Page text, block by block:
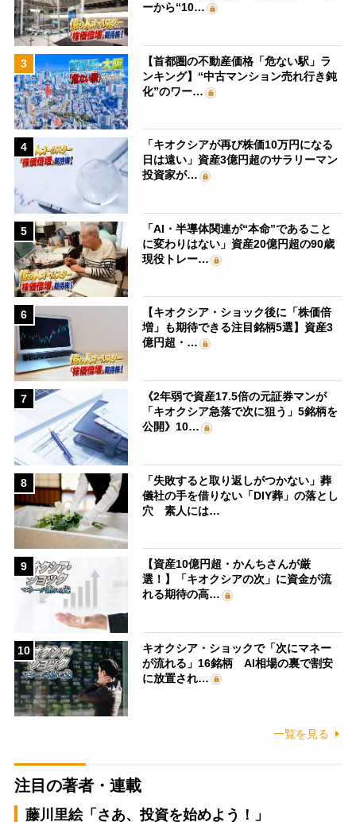
ーから“10…
3
【首都圏の不動産価格「危ない駅」ラ
ンキング】“中古マンション売れ行き鈍
化”のワー…
4
「キオクシアが再び株価10万円になる
日は遠い」資産3億円超のサラリーマン
投資家が…
5
「AI・半導体関連が“本命”であること
に変わりはない」資産20億円超の90歳
現役トレー…
6
【キオクシア・ショック後に「株価倍
増」も期待できる注目銘柄5選】資産3
億円超・…
7
《2年弱で資産17.5倍の元証券マンが
「キオクシア急落で次に狙う」5銘柄を
公開》10…
8
「失敗すると取り返しがつかない」葬
儀社の手を借りない「DIY葬」の落とし
穴 素人には…
9
【資産10億円超・かんちさんが厳
選！】「キオクシアの次」に資金が流
れる期待の高…
10
キオクシア・ショックで「次にマネー
が流れる」16銘柄 AI相場の裏で割安
に放置され…
一覧を見る
注目の著者・連載
藤川里絵「さあ、投資を始めよう！」